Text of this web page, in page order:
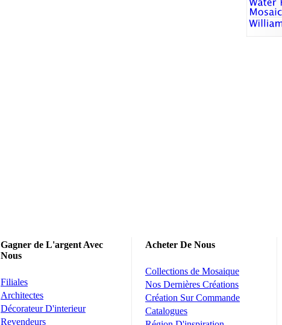
Gagner de L'argent Avec
Nous
Filiales
Architectes
Décorateur D'interieur
Revendeurs
Acheter De Nous
Collections de Mosaique
Nos Dernières Créations
Création Sur Commande
Catalogues